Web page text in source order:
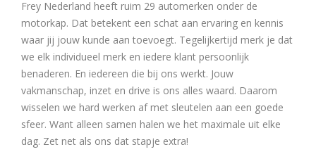
Frey Nederland heeft ruim 29 automerken onder de
motorkap. Dat betekent een schat aan ervaring en kennis
waar jij jouw kunde aan toevoegt. Tegelijkertijd merk je dat
we elk individueel merk en iedere klant persoonlijk
benaderen. En iedereen die bij ons werkt. Jouw
vakmanschap, inzet en drive is ons alles waard. Daarom
wisselen we hard werken af met sleutelen aan een goede
sfeer. Want alleen samen halen we het maximale uit elke
dag. Zet net als ons dat stapje extra!